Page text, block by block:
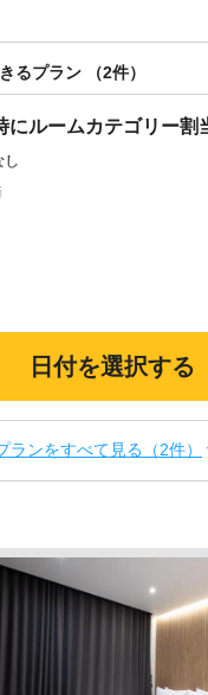
るプラン （2件）
にルームカテゴリー割
し
日付を選択する
ランをすべて見る（2件）